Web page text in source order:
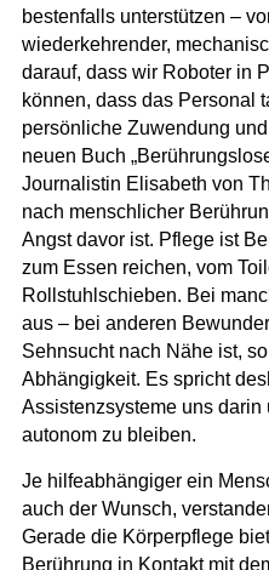
bestenfalls unterstützen –
wiederkehrender,
darauf, dass wir Roboter in
können, dass das Personal
persönliche Zuwendung
neuen Buch
Journalistin Elisabeth von
nach menschlicher
Angst davor ist. Pflege ist
zum Essen reichen, vom
Rollstuhlschieben. Bei
aus – bei anderen
Sehnsucht nach Nähe ist,
Abhängigkeit. Es spricht
Assistenzsysteme uns
autonom zu bleiben.
Je hilfeabhängiger ein
auch der Wunsch,
Gerade die Körperpflege
Berührung in Kontakt mit